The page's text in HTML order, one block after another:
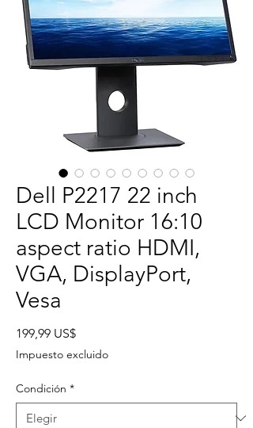
Dell P2217 22 inch
LCD Monitor 16:10
aspect ratio HDMI,
VGA, DisplayPort,
Vesa
199,99 US$Precio
Impuesto excluido
Condición *